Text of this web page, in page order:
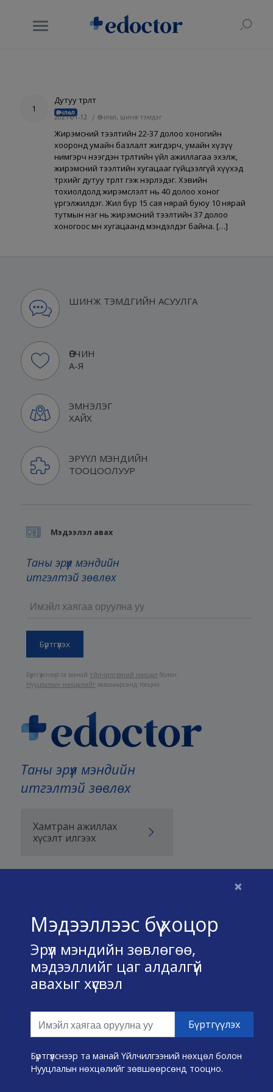
1
Дутуу төрөлт
Өвчлөл
2021-01-12 / Өвчлөл, шинж тэмдэг
Жирэмсний тээлтийн 22-37 долоо хоногийн
хооронд умайн базлалт жигдэрч, умайн хүзүү
нимгэрч нээгдэн төрөлтийн үйл ажиллагаа эхэлж,
жирэмсний тээлтийн хугацааг гүйцээлгүй хүүхэд
төрөхийг дутуу төрөлт гэж нэрлэдэг. Хэвийн
тохиолдолд жирэмслэлт нь 40 долоо хоног
үргэлжилдэг. Жил бүр 15 сая нярай буюу 10 нярай
тутмын нэг нь жирэмсний тээлтийн 37 долоо
хоногоос өмнө хугацаанд мэндэлдэг байна. […]
×
Мэдээллээс бүү хоцор
Эрүүл мэндийн зөвлөгөө,
мэдээллийг цаг алдалгүй
авахыг хүсвэл
Бүртгүүлснээр та манай Үйлчилгээний нөхцөл болон
Нууцлалын нөхцөлийг зөвшөөрсөнд тооцно.
ШИНЖ ТЭМДГИЙН АСУУЛГА
ӨВЧИН
А-Я
ЭМНЭЛЭГ
ХАЙХ
ЭРҮҮЛ МЭНДИЙН
ТООЦООЛУУР
Таны эрүүл мэндийн
итгэлтэй зөвлөх
Хамтран ажиллах
хүсэлт илгээх
Үйлчилгээний нөхцөл
Нууц хадгалах тухай
Холбоо барих
Өвчин А-Я
Эмнэлэг хайх
Эрүүл мэндийн хэрэгслүүд
Мэдээлэл авах
Таны эрүүл мэндийн
итгэлтэй зөвлөх
Бүртгүүлснээр та манайҮйлчилгээний нөхцөл болон
Нууцлалын нөхцөлийг зөвшөөрсөнд тооцно.